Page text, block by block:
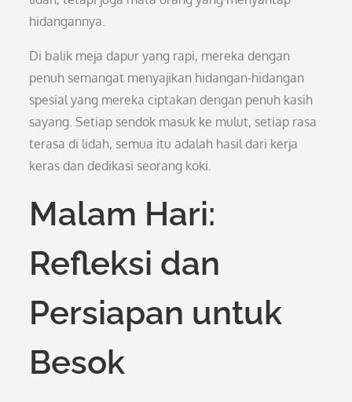
hidangannya.
Di balik meja dapur yang rapi, mereka dengan
penuh semangat menyajikan hidangan-hidangan
spesial yang mereka ciptakan dengan penuh kasih
sayang. Setiap sendok masuk ke mulut, setiap rasa
terasa di lidah, semua itu adalah hasil dari kerja
keras dan dedikasi seorang koki.
Malam Hari:
Refleksi dan
Persiapan untuk
Besok